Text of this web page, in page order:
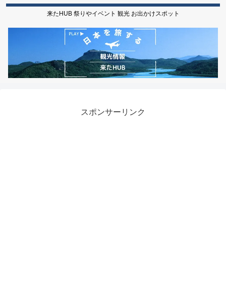
来たHUB 祭りやイベント 観光 お出かけスポット
スポンサーリンク